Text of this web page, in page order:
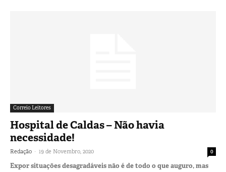
Correio Leitores
Hospital de Caldas – Não havia
necessidade!
Redação - 19 de Novembro, 2020 0
Expor situações desagradáveis não é de todo o que auguro, mas